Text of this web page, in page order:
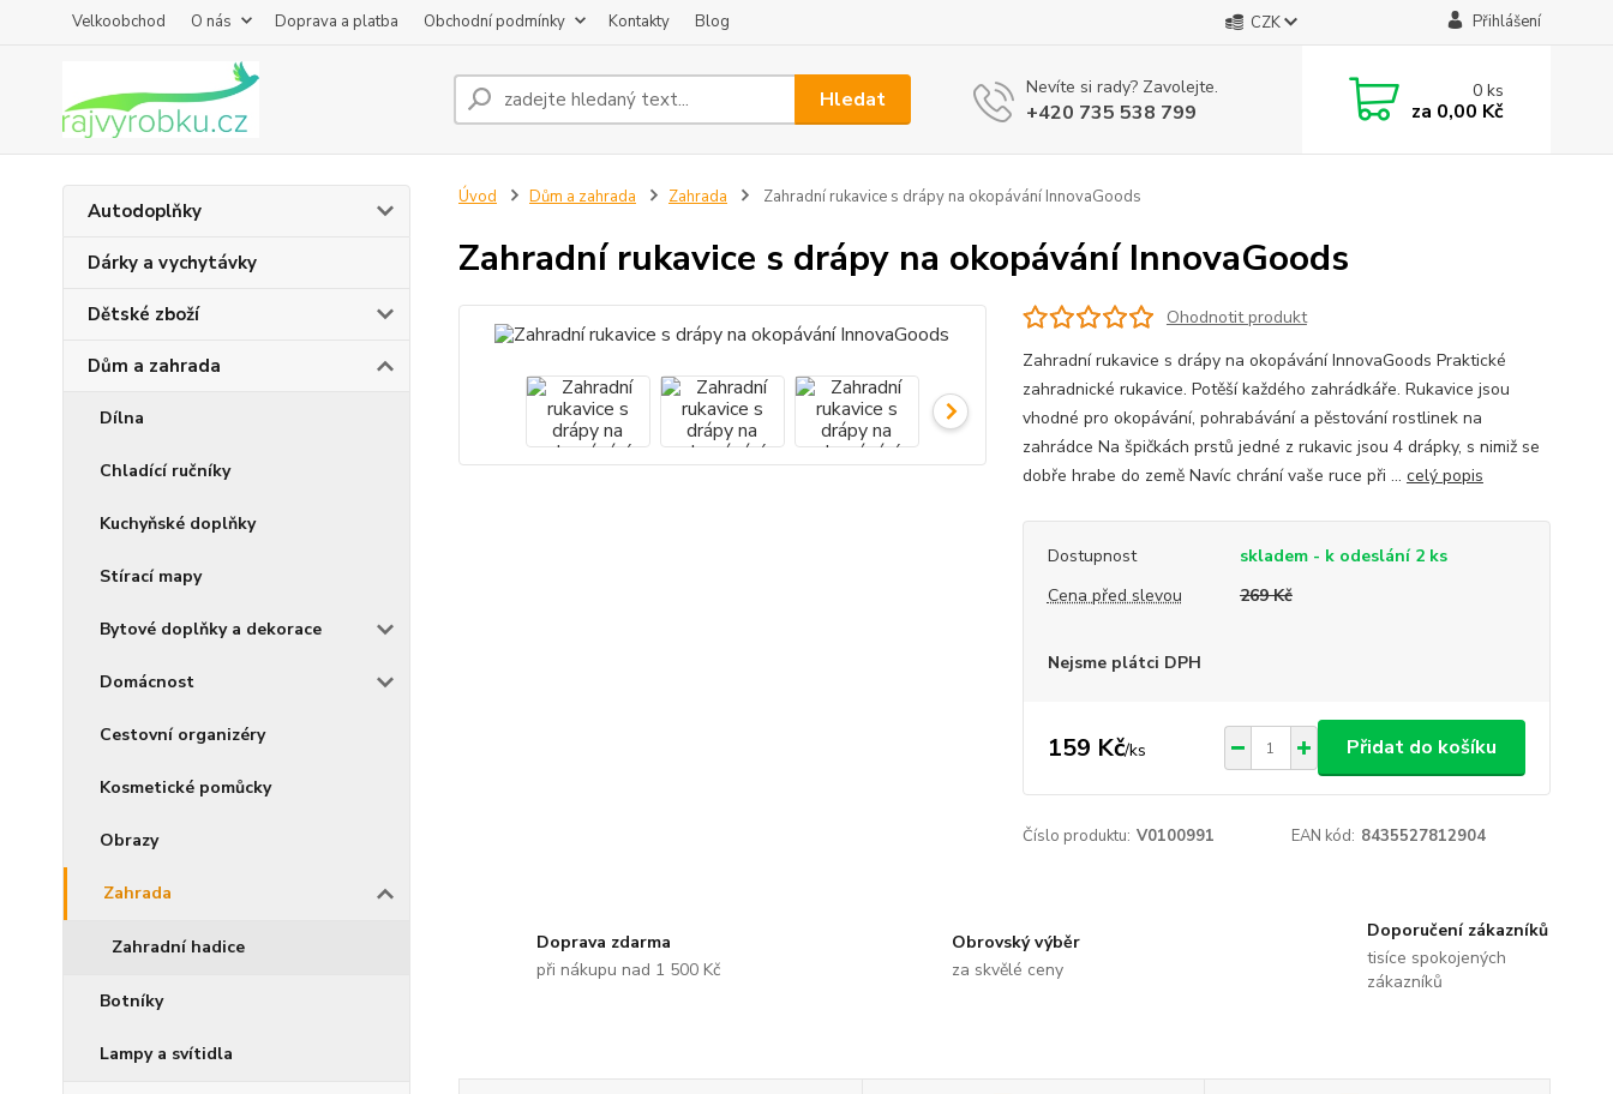
Velkoobchod O nás Doprava a platba Obchodní podmínky Kontakty Blog CZK Přihlášení
Hledat Nevíte si rady? Zavolejte.
+420 735 538 799
0ks
za 0,00 Kč
Autodoplňky
Dárky a vychytávky
Dětské zboží
Dům a zahrada
Dílna
Chladící ručníky
Kuchyňské doplňky
Stírací mapy
Bytové doplňky a dekorace
Domácnost
Cestovní organizéry
Kosmetické pomůcky
Obrazy
Zahrada
Zahradní hadice
Botníky
Lampy a svítidla
Úvod Dům a zahrada Zahrada Zahradní rukavice s drápy na okopávání InnovaGoods
Zahradní rukavice s drápy na okopávání InnovaGoods
Ohodnotit produkt
Zahradní rukavice s drápy na okopávání InnovaGoods Praktické
zahradnické rukavice. Potěší každého zahrádkáře. Rukavice jsou
vhodné pro okopávání, pohrabávání a pěstování rostlinek na
zahrádce Na špičkách prstů jedné z rukavic jsou 4 drápky, s nimiž se
dobře hrabe do země Navíc chrání vaše ruce při ... celý popis
Dostupnost
skladem - k odeslání 2 ks
Cena před slevou
269 Kč
Nejsme plátci DPH
159 Kč/ks Přidat do košíku
Číslo produktu: V0100991 EAN kód: 8435527812904
Doprava zdarma
při nákupu nad 1 500 Kč
Obrovský výběr
za skvělé ceny
Doporučení zákazníků
tisíce spokojených
zákazníků